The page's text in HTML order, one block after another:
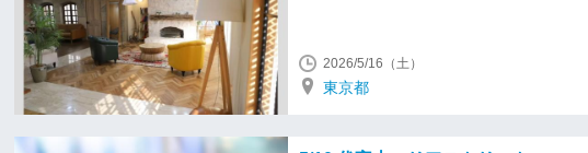
2026/5/16（土）
東京都